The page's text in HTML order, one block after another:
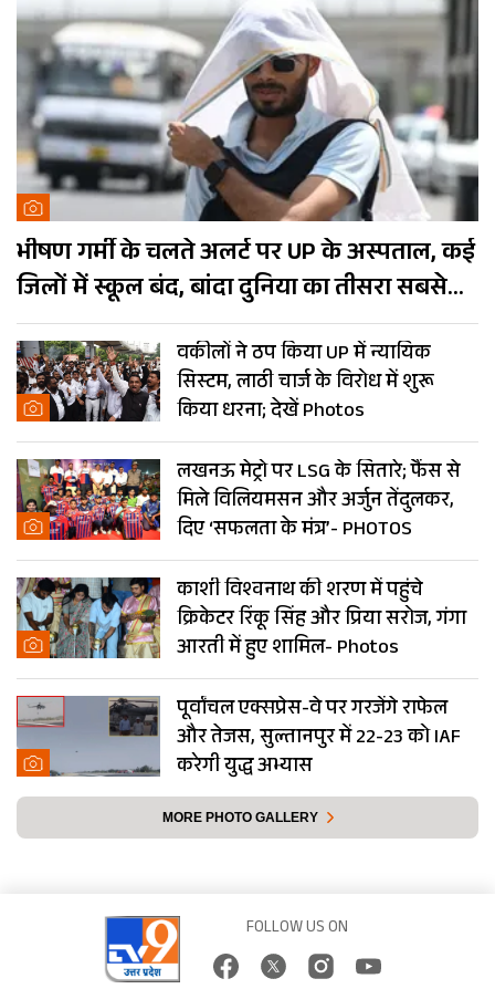
भीषण गर्मी के चलते अलर्ट पर UP के अस्पताल, कई
जिलों में स्कूल बंद, बांदा दुनिया का तीसरा सबसे
गर्म शहर
वकीलों ने ठप किया UP में न्यायिक
सिस्टम, लाठी चार्ज के विरोध में शुरू
किया धरना; देखें Photos
लखनऊ मेट्रो पर LSG के सितारे; फैंस से
मिले विलियमसन और अर्जुन तेंदुलकर,
दिए ‘सफलता के मंत्र’- PHOTOS
काशी विश्वनाथ की शरण में पहुंचे
क्रिकेटर रिंकू सिंह और प्रिया सरोज, गंगा
आरती में हुए शामिल- Photos
पूर्वांचल एक्सप्रेस-वे पर गरजेंगे राफेल
और तेजस, सुल्तानपुर में 22-23 को IAF
करेगी युद्ध अभ्यास
MORE PHOTO GALLERY
FOLLOW US ON